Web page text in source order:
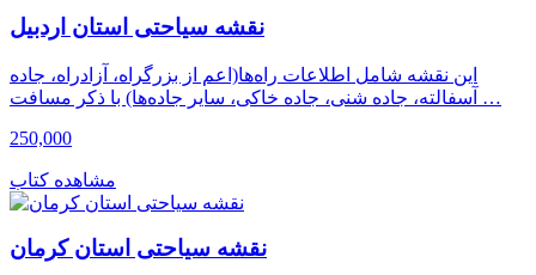
نقشه سیاحتی استان اردبیل
این نقشه شامل اطلاعات راه‌ها(اعم از بزرگراه، آزادراه، جاده
آسفالته، جاده شنی، جاده خاکی، سایر جاده‌ها) با ذکر مسافت …
250,000
مشاهده کتاب
نقشه سیاحتی استان کرمان